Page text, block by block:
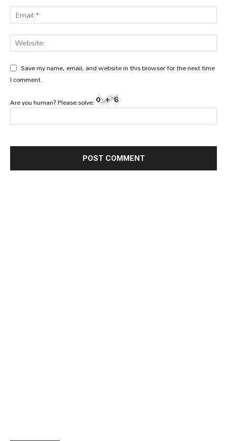
Save my name, email, and website in this browser for the next time
I comment.
Are you human? Please solve: